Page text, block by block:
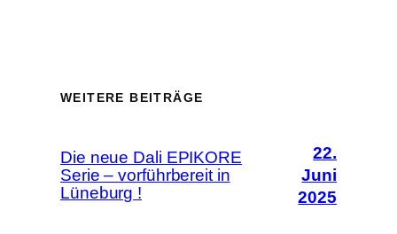
WEITERE BEITRÄGE
Die neue Dali EPIKORE
Serie – vorführbereit in
Lüneburg !
22.
Juni
2025